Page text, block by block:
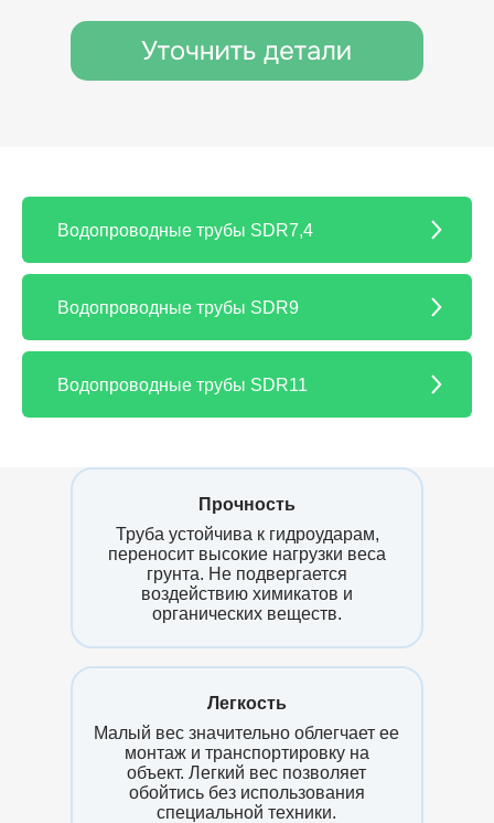
Водопроводные трубы SDR7,4
Водопроводные трубы SDR9
Водопроводные трубы SDR11
Прочность
Труба устойчива к гидроударам,
переносит высокие нагрузки веса
грунта. Не подвергается
воздействию химикатов и
органических веществ.
Легкость
Малый вес трубы
объект. Легкий вес
техники.
Малый вес значительно облегчает ее
монтаж и транспортировку на
объект. Легкий вес позволяет
обойтись без использования
специальной техники.